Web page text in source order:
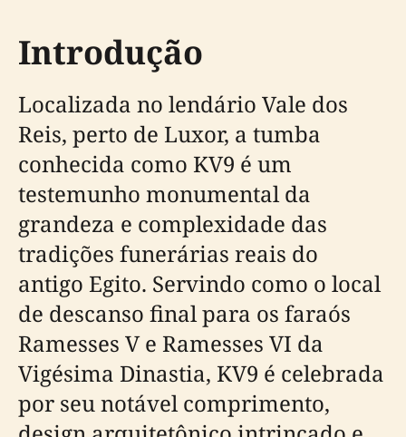
Introdução
Localizada no lendário Vale dos
Reis, perto de Luxor, a tumba
conhecida como KV9 é um
testemunho monumental da
grandeza e complexidade das
tradições funerárias reais do
antigo Egito. Servindo como o local
de descanso final para os faraós
Ramesses V e Ramesses VI da
Vigésima Dinastia, KV9 é celebrada
por seu notável comprimento,